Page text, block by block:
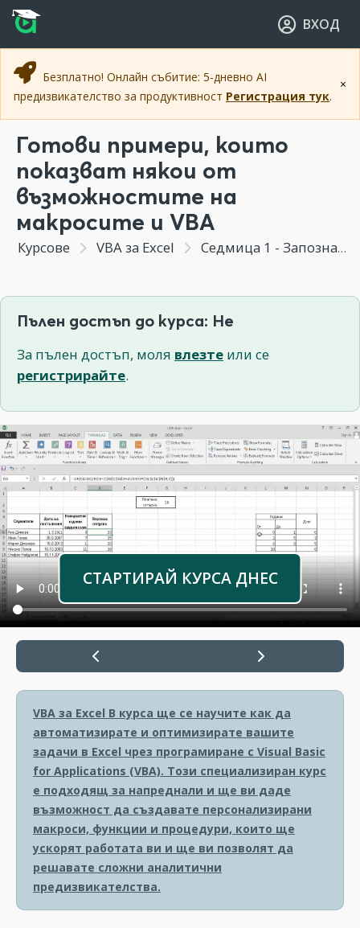
Прескочи към основното съдържание
Прескочи към навигацията
ВХОД
×
Безплатно! Онлайн събитие: 5-дневно AI
предизвикателство за продуктивност Регистрация тук.
Готови примери, които
показват някои от
възможностите на
макросите и VBA
Курсове VBA за Excel Седмица 1 - Запознаване с макросите
Пълен достъп до курса: Не
За пълен достъп, моля влезте или се
регистрирайте.
СТАРТИРАЙ КУРСА ДНЕС
VBA за Excel В курса ще се научите как да
автоматизирате и оптимизирате вашите
задачи в Excel чрез програмиране с Visual Basic
for Applications (VBA). Този специализиран курс
е подходящ за напреднали и ще ви даде
възможност да създавате персонализирани
макроси, функции и процедури, които ще
ускорят работата ви и ще ви позволят да
решавате сложни аналитични
предизвикателства.